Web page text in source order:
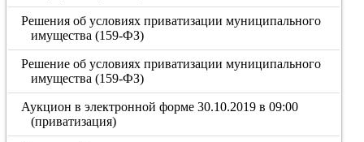
Решения об условиях приватизации муниципального
имущества (159-ФЗ)
Решение об условиях приватизации муниципального
имущества (159-ФЗ)
Аукцион в электронной форме 30.10.2019 в 09:00
(приватизация)